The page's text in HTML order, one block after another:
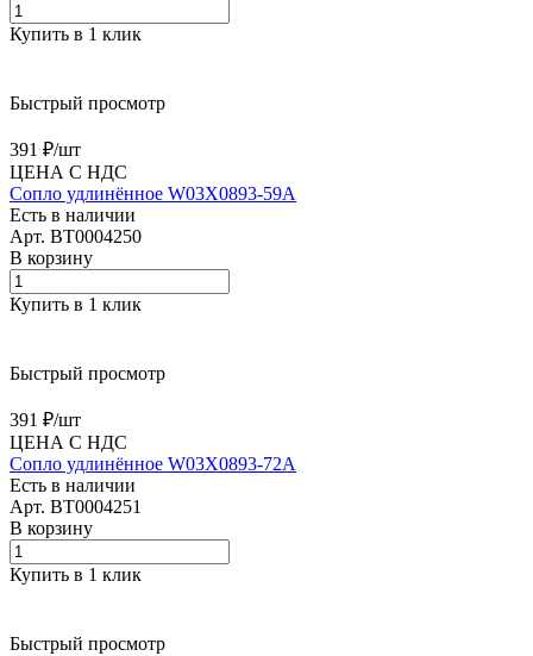
Купить в 1 клик
Быстрый просмотр
391 ₽/шт
ЦЕНА С НДС
Сопло удлинённое W03X0893-59A
Есть в наличии
Арт. BT0004250
В корзину
Купить в 1 клик
Быстрый просмотр
391 ₽/шт
ЦЕНА С НДС
Сопло удлинённое W03X0893-72A
Есть в наличии
Арт. BT0004251
В корзину
Купить в 1 клик
Быстрый просмотр